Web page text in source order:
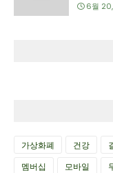
6월
가상화폐 건강
멤버십
모바일